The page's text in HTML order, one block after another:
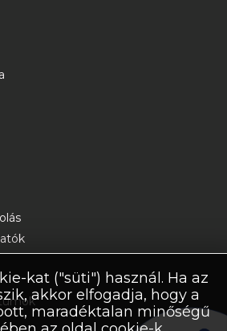
kat ("süti") használ. Ha az
akkor elfogadja, hogy a
maradéktalan minőségű